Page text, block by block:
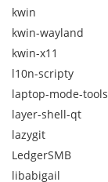
kwin
kwin-wayland
kwin-x11
l10n-scripty
laptop-mode-tools
layer-shell-qt
lazygit
LedgerSMB
libabigail